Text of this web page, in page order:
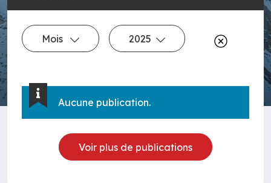
Mois 2025
Aucune publication.
Voir plus de publications